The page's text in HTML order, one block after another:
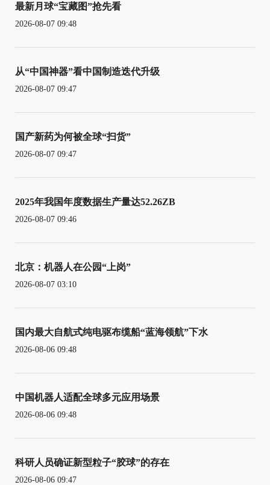
最新月球“宝藏图”抢先看
2026-08-07 09:48
从“中国神器”看中国制造迭代升级
2026-08-07 09:47
国产新药为何被全球“扫货”
2026-08-07 09:47
2025年我国年度数据生产量达52.26ZB
2026-08-07 09:46
北京：机器人在公园“上岗”
2026-08-07 03:10
国内最大自航式纯电驱布缆船“蓝海领航”下水
2026-08-06 09:48
中国机器人适配全球多元应用场景
2026-08-06 09:48
科研人员确证新型粒子“胶球”的存在
2026-08-06 09:47